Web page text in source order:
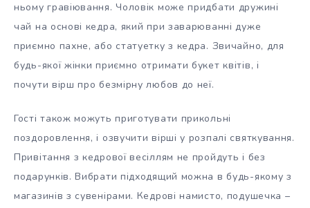
ньому гравіювання. Чоловік може придбати дружині
чай на основі кедра, який при заварюванні дуже
приємно пахне, або статуетку з кедра. Звичайно, для
будь-якої жінки приємно отримати букет квітів, і
почути вірш про безмірну любов до неї.
Гості також можуть приготувати прикольні
поздоровлення, і озвучити вірші у розпалі святкування.
Привітання з кедрової весіллям не пройдуть і без
подарунків. Вибрати підходящий можна в будь-якому з
магазинів з сувенірами. Кедрові намисто, подушечка –